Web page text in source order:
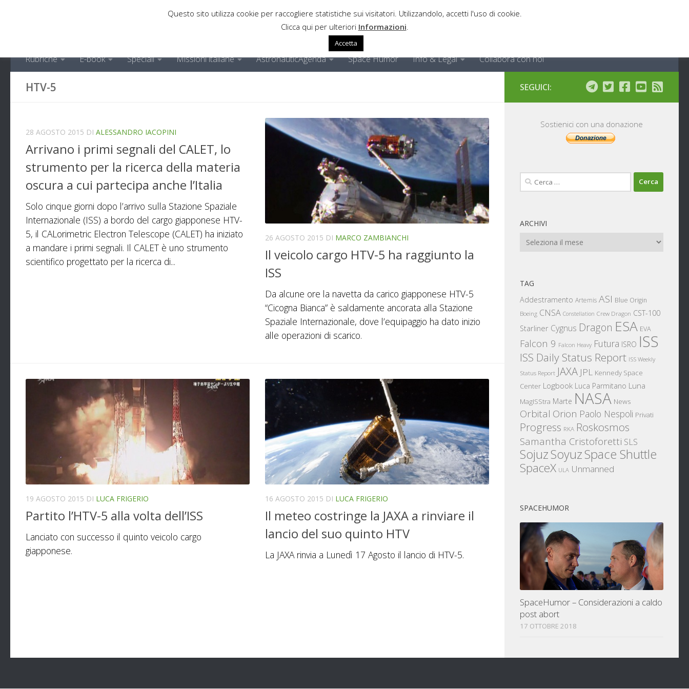
Rubriche E-book Speciali Missioni italiane AstronauticAgenda Space Humor Info & Legal Collabora con noi
HTV-5
28 AGOSTO 2015 DI ALESSANDRO IACOPINI
Arrivano i primi segnali del CALET, lo
strumento per la ricerca della materia
oscura a cui partecipa anche l’Italia
Solo cinque giorni dopo l’arrivo sulla Stazione Spaziale
Internazionale (ISS) a bordo del cargo giapponese HTV-
5, il CALorimetric Electron Telescope (CALET) ha iniziato
a mandare i primi segnali. Il CALET è uno strumento
scientifico progettato per la ricerca di...
26 AGOSTO 2015 DI MARCO ZAMBIANCHI
Il veicolo cargo HTV-5 ha raggiunto la
ISS
Da alcune ore la navetta da carico giapponese HTV-5
“Cicogna Bianca” è saldamente ancorata alla Stazione
Spaziale Internazionale, dove l’equipaggio ha dato inizio
alle operazioni di scarico.
19 AGOSTO 2015 DI LUCA FRIGERIO
Partito l’HTV-5 alla volta dell’ISS
Lanciato con successo il quinto veicolo cargo
giapponese.
16 AGOSTO 2015 DI LUCA FRIGERIO
Il meteo costringe la JAXA a rinviare il
lancio del suo quinto HTV
La JAXA rinvia a Lunedì 17 Agosto il lancio di HTV-5.
SEGUICI:
Sostienici con una donazione
Ricerca
per:
ARCHIVI
Archivi
TAG
Addestramento Artemis ASI Blue Origin
Boeing CNSA Constellation Crew Dragon CST-100
Starliner Cygnus Dragon ESA EVA
Falcon 9 Falcon Heavy Futura ISRO ISS
ISS Daily Status Report ISS Weekly
Status Report JAXA JPL Kennedy Space
Center Logbook Luca Parmitano Luna
MagISStra Marte NASA News
Orbital Orion Paolo Nespoli Privati
Progress RKA Roskosmos
Samantha Cristoforetti SLS
SojuzSoyuzSpace Shuttle
SpaceX ULA Unmanned
SPACEHUMOR
SpaceHumor – Considerazioni a caldo
post abort
17 OTTOBRE 2018
Questo sito utilizza cookie per raccogliere statistiche sui visitatori. Utilizzandolo, accetti l'uso di cookie.
Clicca qui per ulteriori Informazioni
Accetta